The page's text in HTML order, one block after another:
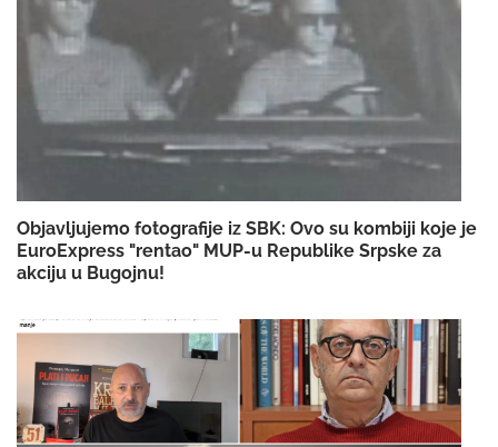
Objavljujemo fotografije iz SBK: Ovo su kombiji koje je
EuroExpress "rentao" MUP-u Republike Srpske za
akciju u Bugojnu!